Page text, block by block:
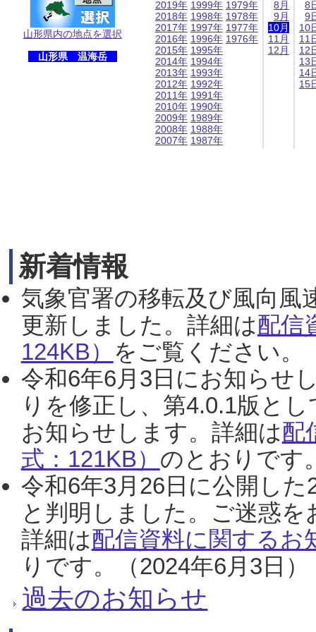
山形県内の地点を選択
山形県 温海岳
2019年
2018年
2017年
2016年
2015年
2014年
2013年
2012年
2011年
2010年
2009年
2008年
2007年
1999年
1998年
1997年
1996年
1995年
1994年
1993年
1992年
1991年
1990年
1989年
1988年
1987年
1979年
1978年
1977年
1976年
8月
9月
10月
11月
12月
8
9
10
11
12
13
14
15
新着情報
気象官署の移転及び風向風
更新しました。詳細は配信
124KB） をご覧ください。
令和6年6月3日にお知らせ
りを修正し、第4.0.1版と
お知らせします。詳細は配
式：121KB） のとおりです
令和6年3月26日に公開し
と判明しました。ご迷惑
詳細は配信資料に関するお
りです。（2024年6月3日）
過去のお知らせ